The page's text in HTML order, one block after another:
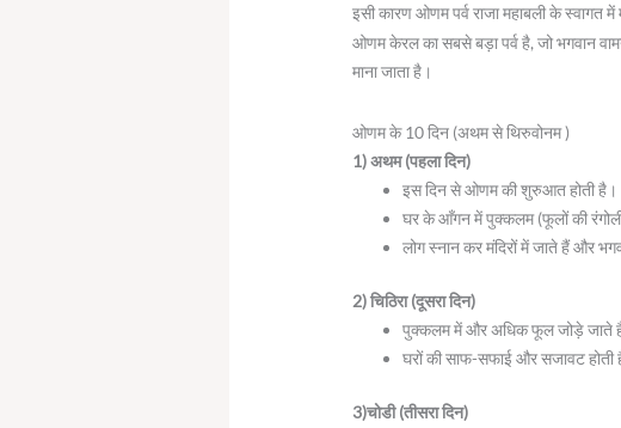
इसी कारण ओणम पर्व राजा महाबली के स्वागत में
ओणम केरल का सबसे बड़ा पर्व है, जो भगवान
माना जाता है।
ओणम के 10 दिन (अथम से थिरुवोनम )
1) अथम (पहला दिन)
इस दिन से ओणम की शुरुआत होती है।
घर के आँगन में पुक्कलम (फूलों की
लोग स्नान कर मंदिरों में जाते हैं और
2) चिठिरा (दूसरा दिन)
पुक्कलम में और अधिक फूल जोड़े जाते
घरों की साफ-सफाई और सजावट होती
3)चोडी (तीसरा दिन)